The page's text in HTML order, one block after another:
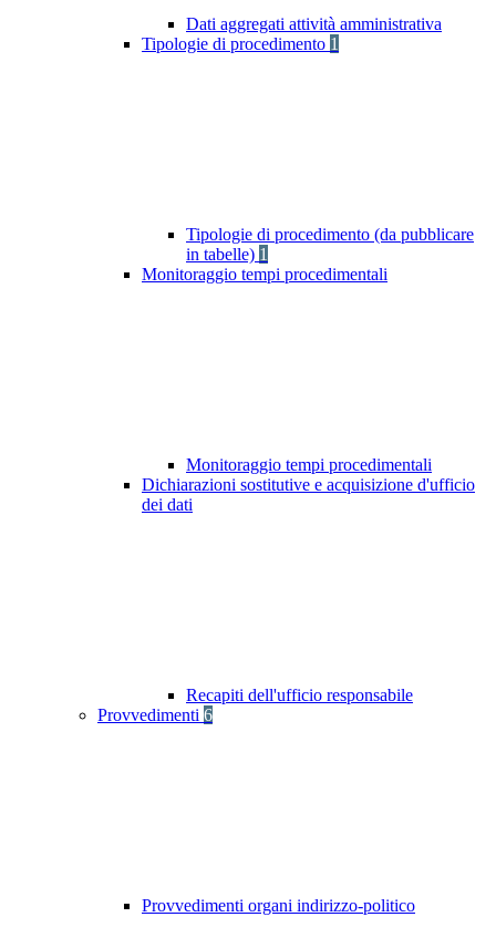
Dati aggregati attività amministrativa
Tipologie di procedimento 1
Tipologie di procedimento (da pubblicare
in tabelle) 1
Monitoraggio tempi procedimentali
Monitoraggio tempi procedimentali
Dichiarazioni sostitutive e acquisizione d'ufficio
dei dati
Recapiti dell'ufficio responsabile
Provvedimenti 6
Provvedimenti organi indirizzo-politico